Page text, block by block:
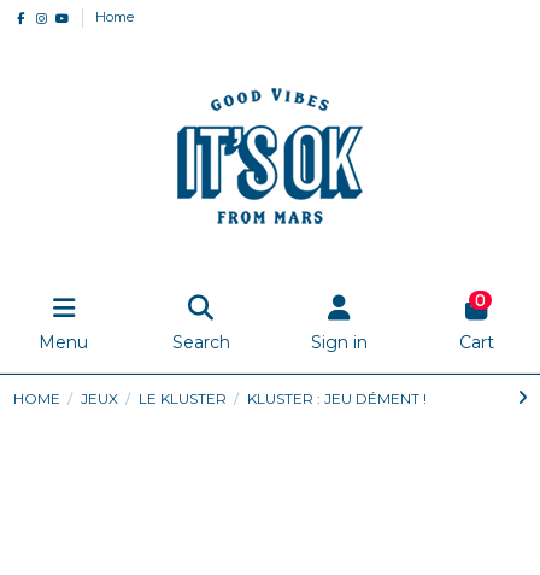
Home
Menu Search Sign in
0
Cart
HOME JEUX LE KLUSTER KLUSTER : JEU DÉMENT !